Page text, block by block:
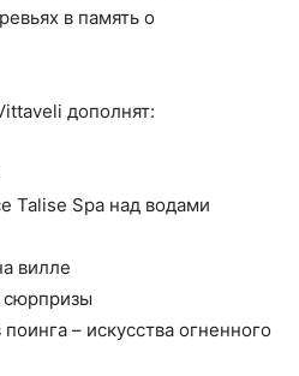
в память о
дополнят:
Talise Spa над водами
вилле
сюрпризы
– искусства огненного